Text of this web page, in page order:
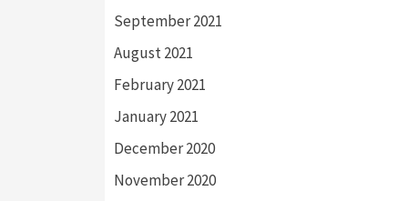
September 2021
August 2021
February 2021
January 2021
December 2020
November 2020